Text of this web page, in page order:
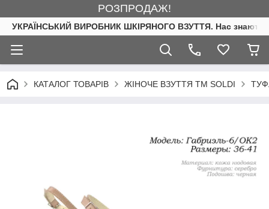
РОЗПРОДАЖ!
УКРАЇНСЬКИЙ ВИРОБНИК ШКІРЯНОГО ВЗУТТЯ. Нас знають.
КАТАЛОГ ТОВАРІВ ЖІНОЧЕ ВЗУТТЯ ТМ SOLDI